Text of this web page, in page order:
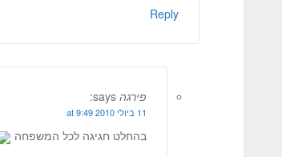
Reply
פירגה says:
11 ביולי 2010 at 9:49
בהחלט חגיגה לכל המשפחה